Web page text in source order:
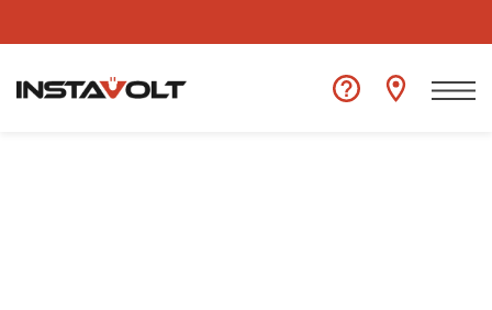
Ver outra localização